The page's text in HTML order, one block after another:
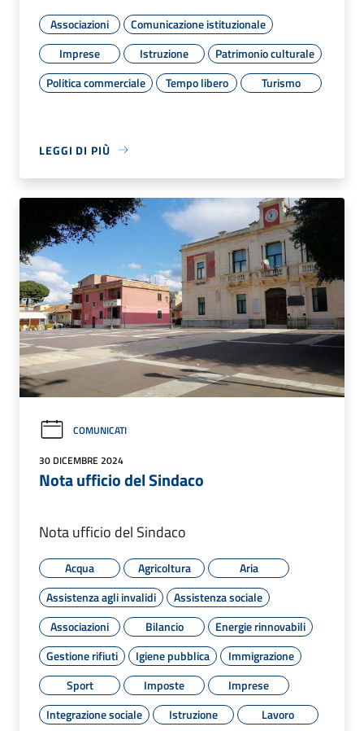
Associazioni
Comunicazione istituzionale
Imprese
Istruzione
Patrimonio culturale
Politica commerciale
Tempo libero Turismo
LEGGI DI PIÙ
COMUNICATI
30 DICEMBRE 2024
Nota ufficio del Sindaco
Nota ufficio del Sindaco
Acqua Agricoltura
Aria
Assistenza agli invalidi
Assistenza sociale
Associazioni
Bilancio
Energie rinnovabili
Gestione rifiuti
Igiene pubblica
Immigrazione
Sport
Imposte
Imprese
Integrazione sociale
Istruzione
Lavoro